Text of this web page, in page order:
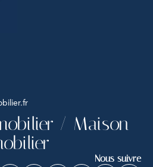
/ Maison
Nous suivre